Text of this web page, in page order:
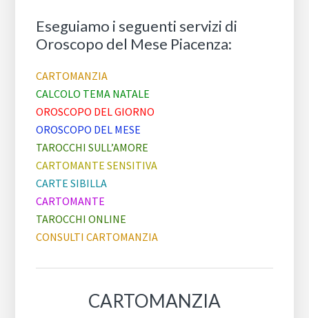
Eseguiamo i seguenti servizi di
Oroscopo del Mese Piacenza:
CARTOMANZIA
CALCOLO TEMA NATALE
OROSCOPO DEL GIORNO
OROSCOPO DEL MESE
TAROCCHI SULL’AMORE
CARTOMANTE SENSITIVA
CARTE SIBILLA
CARTOMANTE
TAROCCHI ONLINE
CONSULTI CARTOMANZIA
CARTOMANZIA